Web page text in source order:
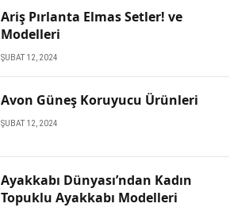
Ariş Pırlanta Elmas Setler! ve
Modelleri
ŞUBAT 12, 2024
Avon Güneş Koruyucu Ürünleri
ŞUBAT 12, 2024
Ayakkabı Dünyası’ndan Kadın
Topuklu Ayakkabı Modelleri